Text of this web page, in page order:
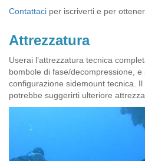
Contattaci per iscriverti e per
Attrezzatura
Userai l’attrezzatura tecnica
bombole di fase/decompressione,
configurazione sidemount tecnica.
potrebbe suggerirti ulteriore